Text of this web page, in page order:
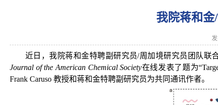
我院蒋和
近日，我院蒋和金特聘副研究员/周加境研究员团队联
Journal of the American Chemical Society在线发表了题为
Frank Caruso 教授和蒋和金特聘副研究员为共同通讯作者。